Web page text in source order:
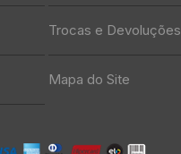
Trocas e Devoluções
Mapa do Site